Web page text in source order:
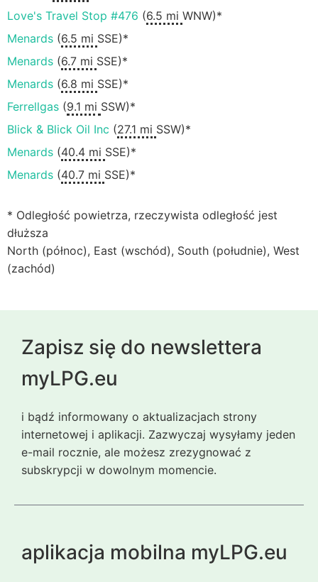
Love's Travel Stop #476 (6.5 mi WNW)*
Menards (6.5 mi SSE)*
Menards (6.7 mi SSE)*
Menards (6.8 mi SSE)*
Ferrellgas (9.1 mi SSW)*
Blick & Blick Oil Inc (27.1 mi SSW)*
Menards (40.4 mi SSE)*
Menards (40.7 mi SSE)*
* Odległość powietrza, rzeczywista odległość jest
dłuższa
North (północ), East (wschód), South (południe), West
(zachód)
Zapisz się do newslettera
myLPG.eu
i bądź informowany o aktualizacjach strony
internetowej i aplikacji. Zazwyczaj wysyłamy jeden
e-mail rocznie, ale możesz zrezygnować z
subskrypcji w dowolnym momencie.
aplikacja mobilna myLPG.eu